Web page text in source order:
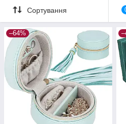
Сортування
–64%